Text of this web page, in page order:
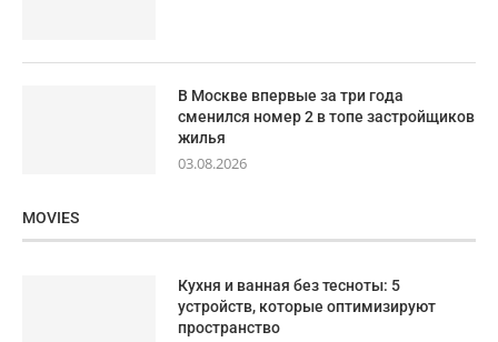
В Москве впервые за три года
сменился номер 2 в топе застройщиков
жилья
03.08.2026
MOVIES
Кухня и ванная без тесноты: 5
устройств, которые оптимизируют
пространство